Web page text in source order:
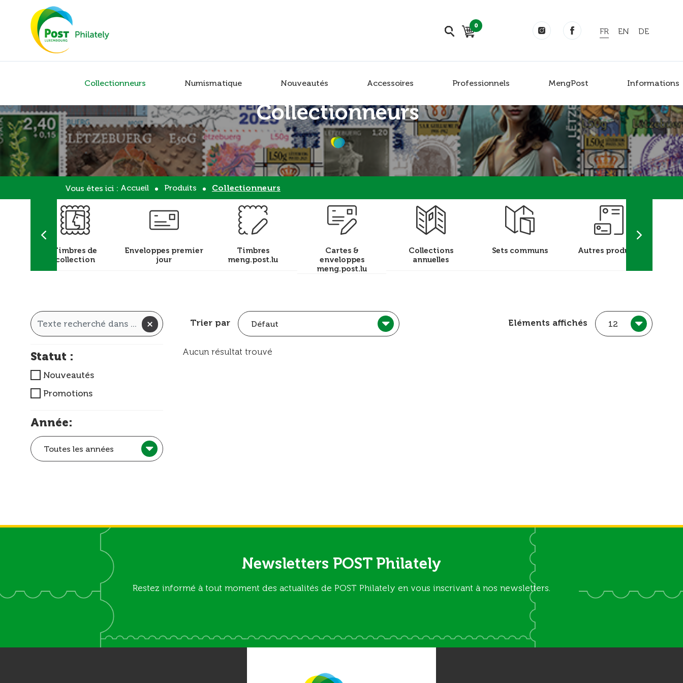
Collectionneurs Numismatique Nouveautés Accessoires Professionnels MengPost Informations
0
FR EN DE
Collectionneurs
Vous êtes ici : Accueil Produits Collectionneurs
Timbres de
collection
Enveloppes premier
jour
Timbres
meng.post.lu
Cartes &
enveloppes
meng.post.lu
Collections
annuelles
Sets communs Autres produits
Statut :
Nouveautés
Promotions
Année:
Toutes les années
Trier par Défaut Eléments affichés 12
Aucun résultat trouvé
Newsletters POST Philately
Restez informé à tout moment des actualités de POST Philately en vous inscrivant à nos newsletters.